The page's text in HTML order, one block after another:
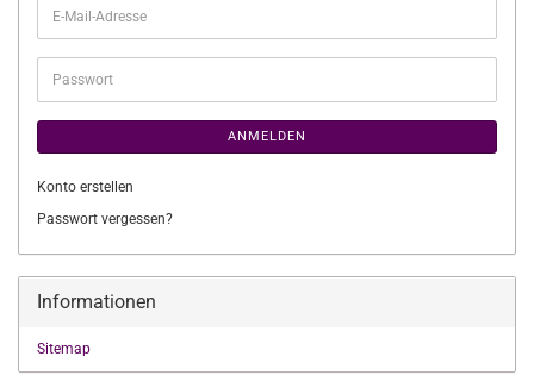
E-
Mail-
Adresse
Passwort
ANMELDEN
Konto erstellen
Passwort vergessen?
Informationen
Sitemap